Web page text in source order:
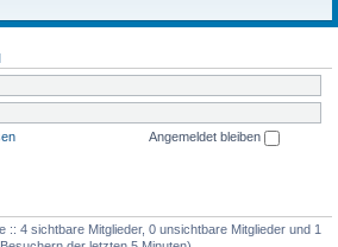
Angemeldet bleiben
:: 4 sichtbare Mitglieder, 0 unsichtbare Mitglieder und 1